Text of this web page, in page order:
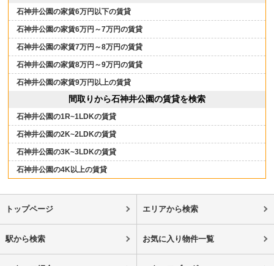
石神井公園の家賃6万円以下の賃貸
石神井公園の家賃6万円～7万円の賃貸
石神井公園の家賃7万円～8万円の賃貸
石神井公園の家賃8万円～9万円の賃貸
石神井公園の家賃9万円以上の賃貸
間取りから石神井公園の賃貸を検索
石神井公園の1R~1LDKの賃貸
石神井公園の2K~2LDKの賃貸
石神井公園の3K~3LDKの賃貸
石神井公園の4K以上の賃貸
トップページ エリアから検索
駅から検索 お気に入り物件一覧